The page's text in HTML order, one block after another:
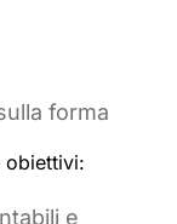
forma
obiettivi:
e